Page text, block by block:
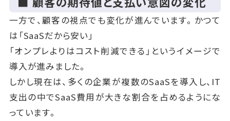
一方で、顧客の視点でも変化が進んでいます。かつて
は「SaaSだから安い」
「オンプレよりはコスト削減できる」というイメージで
導入が進みました。
しかし現在は、多くの企業が複数のSaaSを導入し、IT
支出の中でSaaS費用が大きな割合を占めるようにな
っています。